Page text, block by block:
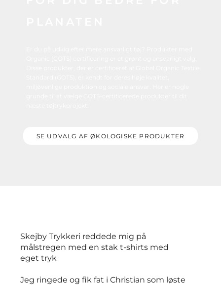
SE UDVALG AF ØKOLOGISKE PRODUKTER
Skejby Trykkeri reddede mig på
målstregen med en stak t-shirts med
eget tryk
Jeg ringede og fik fat i Christian som løste